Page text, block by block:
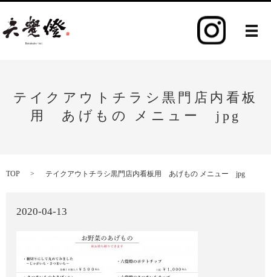
メ
テイクアウトチラシ黒門店内看板
用 あげもの メニュー jpg
TOP テイクアウトチラシ黒門店内看板用 あげもの メニュー jpg
2020-04-13